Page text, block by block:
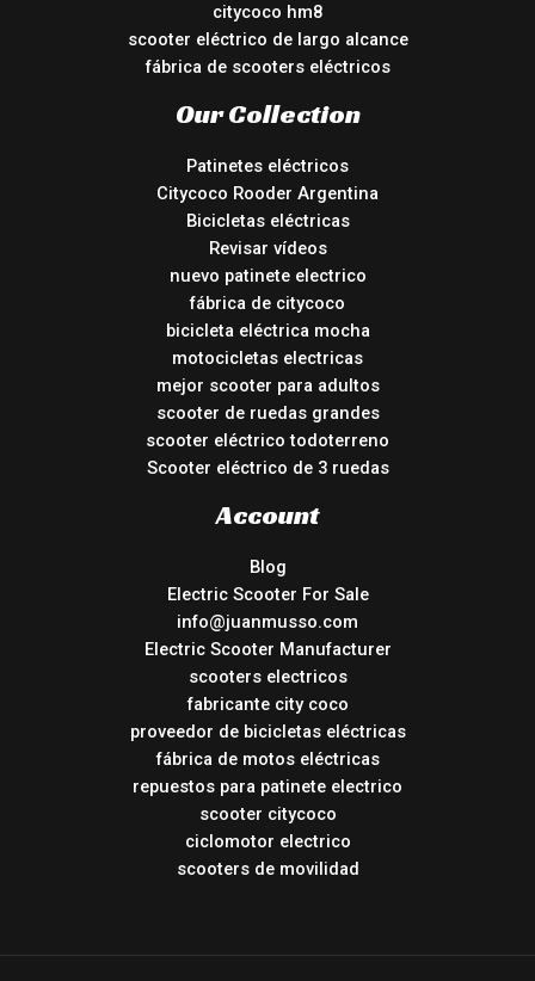
citycoco hm8
scooter eléctrico de largo alcance
fábrica de scooters eléctricos
Our Collection
Patinetes eléctricos
Citycoco Rooder Argentina
Bicicletas eléctricas
Revisar vídeos
nuevo patinete electrico
fábrica de citycoco
bicicleta eléctrica mocha
motocicletas electricas
mejor scooter para adultos
scooter de ruedas grandes
scooter eléctrico todoterreno
Scooter eléctrico de 3 ruedas
Account
Blog
Electric Scooter For Sale
info@juanmusso.com
Electric Scooter Manufacturer
scooters electricos
fabricante city coco
proveedor de bicicletas eléctricas
fábrica de motos eléctricas
repuestos para patinete electrico
scooter citycoco
ciclomotor electrico
scooters de movilidad